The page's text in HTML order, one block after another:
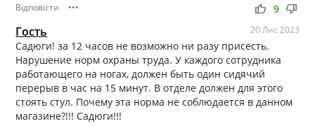
Відповісти ••• thumb_up thumb_down
9
Гость 20 Лис 2023
Садюги! за 12 часов не возможно ни разу присесть.
Нарушение норм охраны труда. У каждого сотрудника
работающего на ногах, должен быть один сидячий
перерыв в час на 15 минут. В отделе должен для этого
стоять стул. Почему эта норма не соблюдается в данном
магазине?!!! Садюги!!!